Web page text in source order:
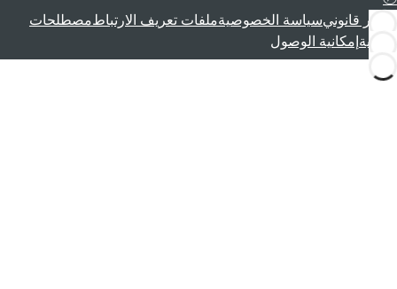
إشعار قانونيسياسة الخصوصيةملفات تعريف الارتباطمصطلحات
قانونية إمكانية الوصول